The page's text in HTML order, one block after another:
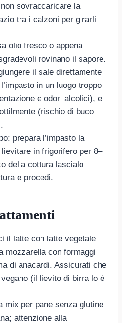
sovraccaricare la
tra i calzoni per girarli
olio fresco o appena
rovinano il sapore.
il sale direttamente
in un luogo troppo
e odori alcolici), e
(rischio di buco
prepara l’impasto la
in frigorifero per 8–
della cottura lascialo
e procedi.
il latte con latte vegetale
mozzarella con formaggi
di anacardi. Assicurati che
(il lievito di birra lo è
mix per pane senza glutine
attenzione alla